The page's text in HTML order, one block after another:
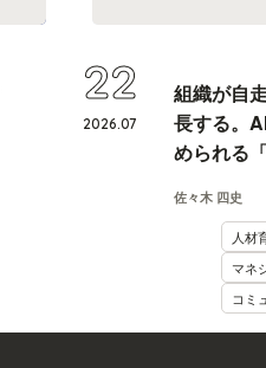
組織が自
長する。
められる
佐々木 四史
人材
マネ
コミ
2026.07
22